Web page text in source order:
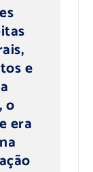
,
e
, o
era
na